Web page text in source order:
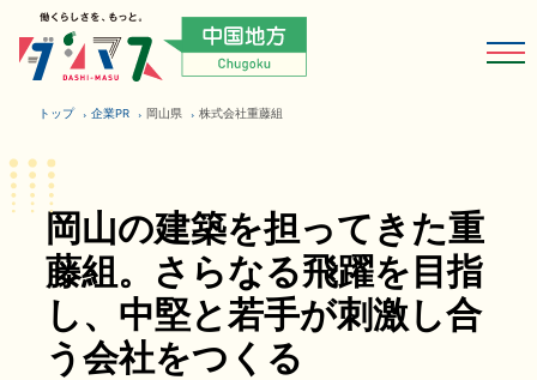
トップ 企業PR 岡山県 株式会社重藤組
岡山の建築を担ってきた重
藤組。さらなる飛躍を目指
し、中堅と若手が刺激し合
う会社をつくる